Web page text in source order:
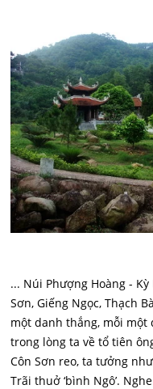
... Núi Phượng Hoàng -
Sơn, Giếng Ngọc, Thạch
một danh thắng, mỗi
trong lòng ta về tổ tiên
Côn Sơn reo, ta tưởng
Trãi thuở ‘bình Ngô’.